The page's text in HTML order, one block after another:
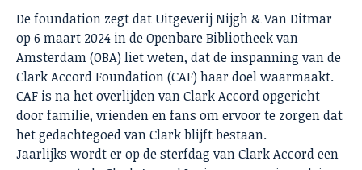
De foundation zegt dat Uitgeverij Nijgh & Van Ditmar
op 6 maart 2024 in de Openbare Bibliotheek van
Amsterdam (OBA) liet weten, dat de inspanning van de
Clark Accord Foundation (CAF) haar doel waarmaakt.
CAF is na het overlijden van Clark Accord opgericht
door familie, vrienden en fans om ervoor te zorgen dat
het gedachtegoed van Clark blijft bestaan.
Jaarlijks wordt er op de sterfdag van Clark Accord een